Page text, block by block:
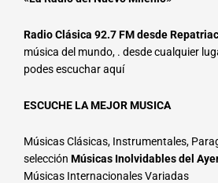
Radio Clásica 92.7 FMdesde
música del mundo, . desde cualquier
podes escuchar aquí
ESCUCHE LA MEJOR MUSICA
Músicas Clásicas, Instrumentales,
selección Músicas Inolvidables del
Músicas Internacionales Variadas